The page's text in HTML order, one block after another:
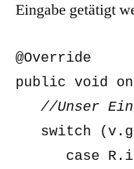
Eingabe getätigt
@Override
switch
case